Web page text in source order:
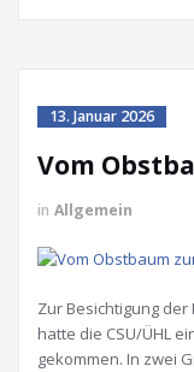
13. Januar 2026
Vom
in Allgemein
Zur Besichtigung
hatte die CSU/ÜHL
gekommen. In zwei